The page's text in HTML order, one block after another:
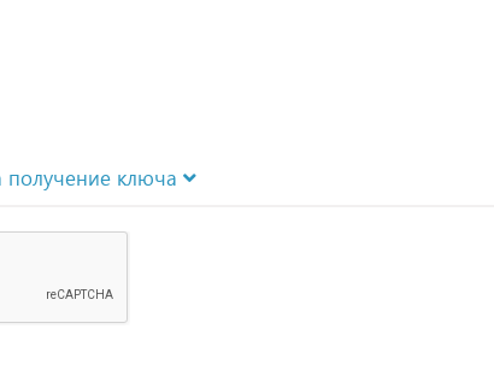
получение ключа